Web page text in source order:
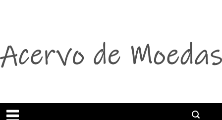
Abrir menu
Buscar